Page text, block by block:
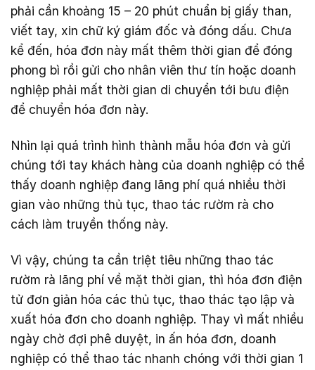
phải cần khoảng 15 – 20 phút chuẩn bị giấy than,
viết tay, xin chữ ký giám đốc và đóng dấu. Chưa
kể đến, hóa đơn này mất thêm thời gian để đóng
phong bì rồi gửi cho nhân viên thư tín hoặc doanh
nghiệp phải mất thời gian di chuyển tới bưu điện
để chuyển hóa đơn này.
Nhìn lại quá trình hình thành mẫu hóa đơn và gửi
chúng tới tay khách hàng của doanh nghiệp có thể
thấy doanh nghiệp đang lãng phí quá nhiều thời
gian vào những thủ tục, thao tác rườm rà cho
cách làm truyền thống này.
Vì vậy, chúng ta cần triệt tiêu những thao tác
rườm rà lãng phí về mặt thời gian, thì hóa đơn điện
tử đơn giản hóa các thủ tục, thao thác tạo lập và
xuất hóa đơn cho doanh nghiệp. Thay vì mất nhiều
ngày chờ đợi phê duyệt, in ấn hóa đơn, doanh
nghiệp có thể thao tác nhanh chóng với thời gian 1